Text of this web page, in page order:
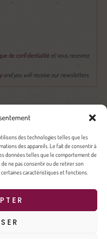
des technologies telles que les
des appareils. Le fait de consentir à
données telles que le comportement de
ne pas consentir ou de retirer son
caractéristiques et fonctions.
de confidentialité et vous recevrez
and you will receive our newsletters.
de confidentialité
Allemand | Design byMelyCrea
avoir l’âge légal pour
pour la santé, à consommer
–